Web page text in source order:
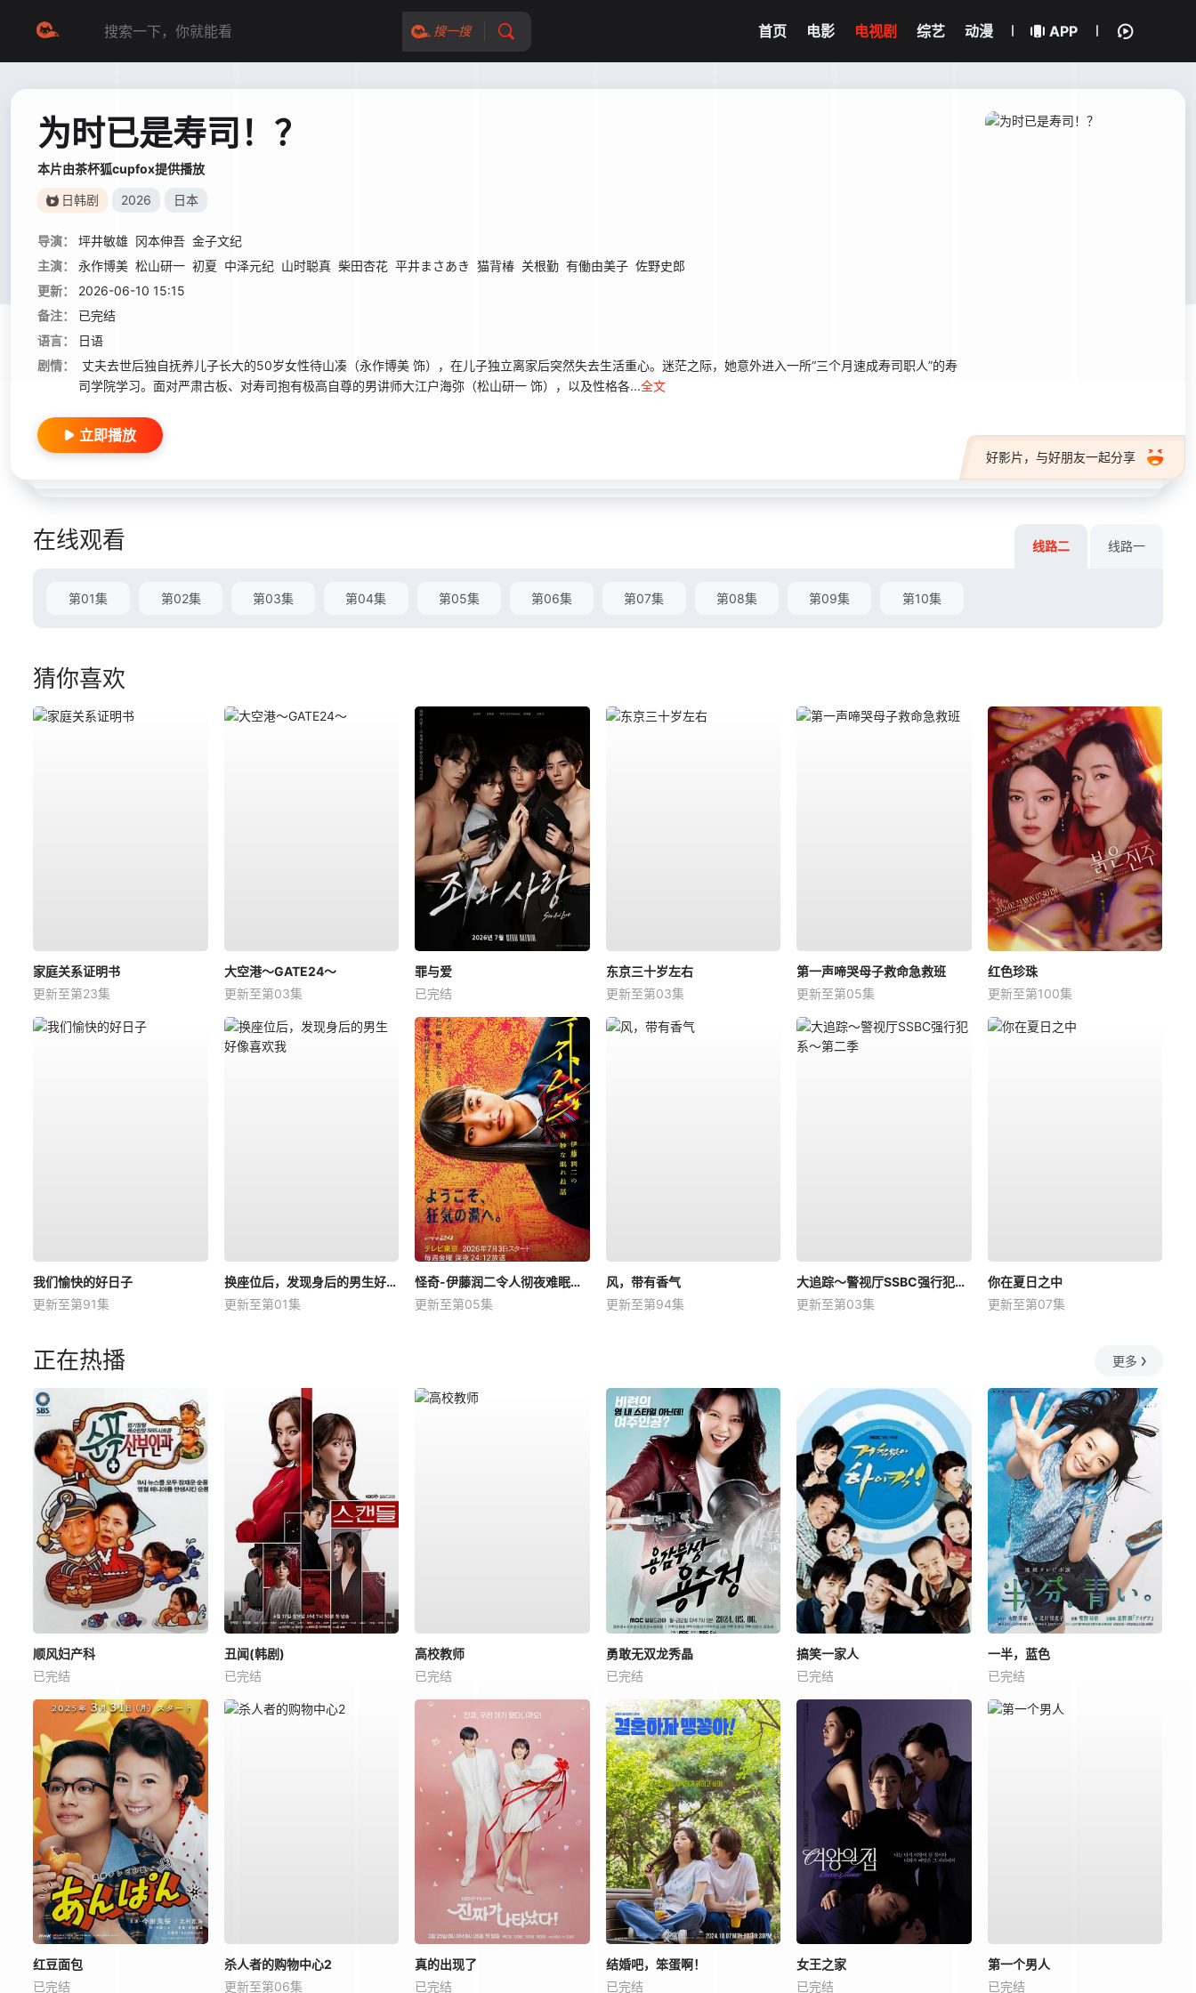
搜一搜 首页 电影 电视剧 综艺 动漫 APP
为时已是寿司！？
本片由茶杯狐cupfox提供播放
日韩剧 2026 日本
导演： 坪井敏雄 冈本伸吾 金子文纪
主演：
永作博美 松山研一 初夏 中泽元纪 山时聪真 柴田杏花 平井まさあき 猫背椿 关根勤 有働由美子 佐野史郎
更新：
2026-06-10 15:15
备注：
已完结
语言：
日语
剧情：
丈夫去世后独自抚养儿子长大的50岁女性待山凑（永作博美 饰），在儿子独立离家后突然失去生活重心。迷茫之际，她意外进入一所“三个月速成寿司职人”的寿
司学院学习。面对严肃古板、对寿司抱有极高自尊的男讲师大江户海弥（松山研一 饰），以及性格各...全文
好影片，与好朋友一起分享
立即播放
在线观看 线路二 线路一
第01集 第02集 第03集 第04集 第05集 第06集 第07集 第08集 第09集 第10集
猜你喜欢
家庭关系证明书
更新至第23集
大空港～GATE24～
更新至第03集
罪与爱
已完结
东京三十岁左右
更新至第03集
第一声啼哭母子救命急救班
更新至第05集
红色珍珠
更新至第100集
我们愉快的好日子
更新至第91集
换座位后，发现身后的男生好像喜欢我
更新至第01集
怪奇-伊藤润二令人彻夜难眠的奇异故事－
更新至第05集
风，带有香气
更新至第94集
大追踪〜警视厅SSBC强行犯系〜第二季
更新至第03集
你在夏日之中
更新至第07集
正在热播 更多
顺风妇产科
已完结
丑闻(韩剧)
已完结
高校教师
已完结
勇敢无双龙秀晶
已完结
搞笑一家人
已完结
一半，蓝色
已完结
红豆面包
已完结
杀人者的购物中心2
更新至第06集
真的出现了
已完结
结婚吧，笨蛋啊！
已完结
女王之家
已完结
第一个男人
已完结